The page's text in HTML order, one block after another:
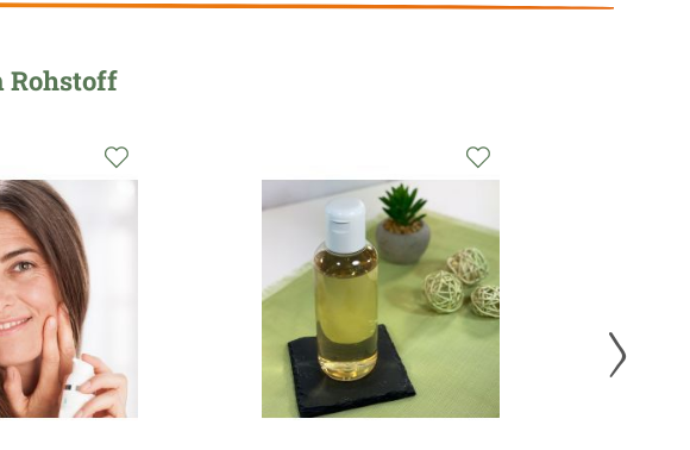
Rohstoff
hinzufügen